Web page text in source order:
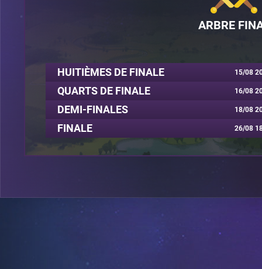
ARBRE
HUITIÈMES DE FINALE 15/08
QUARTS DE FINALE 16/08
DEMI-FINALES 18/08
FINALE 26/08